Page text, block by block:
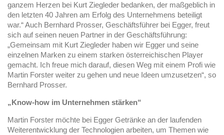
ganzem Herzen bei Kurt Ziegleder bedanken, der maßgeblich in
den letzten 40 Jahren am Erfolg des Unternehmens beteiligt
war.“ Auch Bernhard Prosser, Geschäftsführer bei Egger, freut
sich auf seinen neuen Partner in der Geschäftsführung:
„Gemeinsam mit Kurt Ziegleder haben wir Egger und seine
einzelnen Marken zu einem starken österreichischen Player
gemacht. Ich freue mich darauf, diesen Weg mit einem Profi wie
Martin Forster weiter zu gehen und neue Ideen umzusetzen“, so
Bernhard Prosser.
„Know-how im Unternehmen stärken“
Martin Forster möchte bei Egger Getränke an der laufenden
Weiterentwicklung der Technologien arbeiten, um Themen wie